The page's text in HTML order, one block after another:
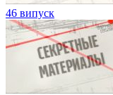
46 випуск